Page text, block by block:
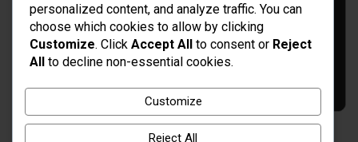
personalized content, and analyze traffic. You can
choose which cookies to allow by clicking
Customize. Click Accept All to consent or Reject
All to decline non-essential cookies.
Customize
Reject All